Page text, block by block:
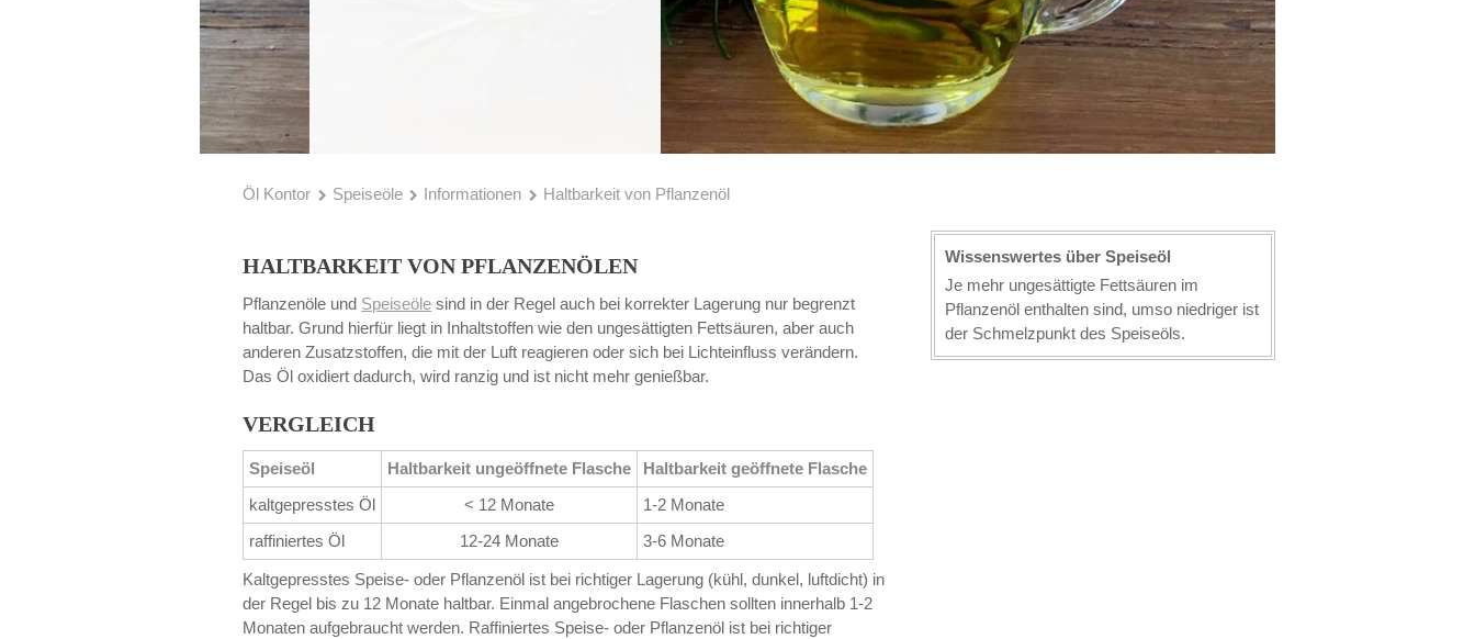
Öl Kontor Speiseöle Informationen Haltbarkeit von Pflanzenöl
HALTBARKEIT VON PFLANZENÖLEN
Pflanzenöle und Speiseöle sind in der Regel auch bei korrekter Lagerung nur begrenzt
haltbar. Grund hierfür liegt in Inhaltstoffen wie den ungesättigten Fettsäuren, aber auch
anderen Zusatzstoffen, die mit der Luft reagieren oder sich bei Lichteinfluss verändern.
Das Öl oxidiert dadurch, wird ranzig und ist nicht mehr genießbar.
VERGLEICH
Speiseöl Haltbarkeit ungeöffnete Flasche
Haltbarkeit geöffnete Flasche
kaltgepresstes Öl
< 12 Monate
1-2 Monate
raffiniertes Öl
12-24 Monate 3-6 Monate
Kaltgepresstes Speise- oder Pflanzenöl ist bei richtiger Lagerung (kühl, dunkel, luftdicht) in
der Regel bis zu 12 Monate haltbar. Einmal angebrochene Flaschen sollten innerhalb 1-2
Monaten aufgebraucht werden. Raffiniertes Speise- oder Pflanzenöl ist bei richtiger
Wissenswertes über Speiseöl
Je mehr ungesättigte Fettsäuren im
Pflanzenöl enthalten sind, umso niedriger ist
der Schmelzpunkt des Speiseöls.